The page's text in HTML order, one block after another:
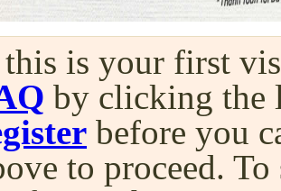
is your first
by clicking the
before you
to proceed.